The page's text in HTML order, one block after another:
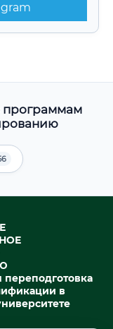
программам
переподготовка
в